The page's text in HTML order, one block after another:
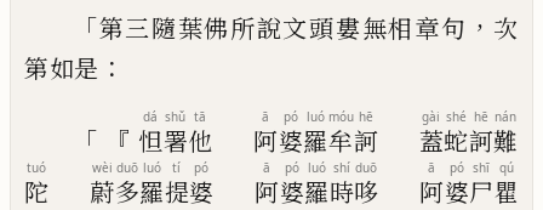
「第三隨葉佛所說文頭婁無相章句 ， 次
第如是 ：
「『 怛
dá
署
shǔ
他
tā
阿
ā
婆
pó
羅
luó
牟
móu
訶
hē
蓋
gài
蛇
shé
訶
hē
難
nán
陀
tuó
蔚
wèi
多
duō
羅
luó
提
tí
婆
pó
阿
ā
婆
pó
羅
luó
時
shí
哆
duō
阿
ā
婆
pó
尸
shī
瞿
qú